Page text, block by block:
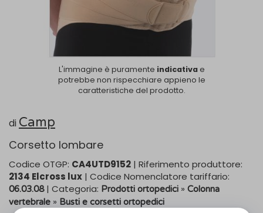
L'immagine è puramente indicativae
potrebbe non rispecchiare appieno le
caratteristiche del prodotto.
di Camp
Corsetto lombare
Codice OTGP: CA4UTD9152 | Riferimento produttore:
2134 Elcross lux | Codice Nomenclatore tariffario:
06.03.08 | Categoria: Prodotti ortopedici » Colonna
vertebrale » Busti e corsetti ortopedici